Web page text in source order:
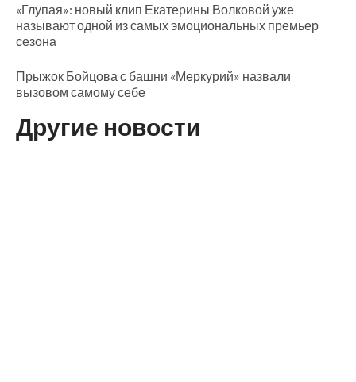
«Глупая»: новый клип Екатерины Волковой уже
называют одной из самых эмоциональных премьер
сезона
Прыжок Бойцова с башни «Меркурий» назвали
вызовом самому себе
Другие новости